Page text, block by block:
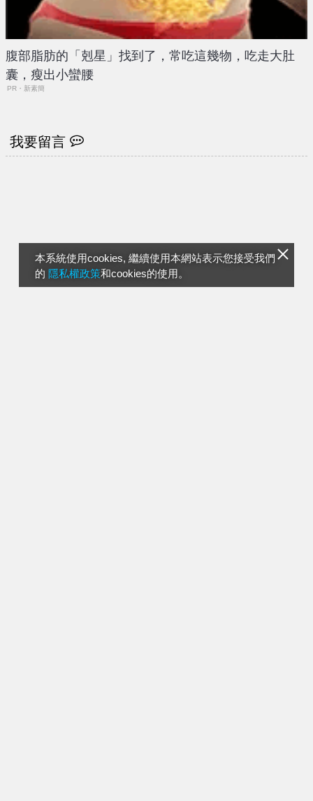
本系統使用cookies, 繼續使用本網站表示您接受我們
的 隱私權政策和cookies的使用。
腹部脂肪的「剋星」找到了，常吃這幾物，吃走大肚
囊，瘦出小蠻腰
PR・新素簡
我要留言